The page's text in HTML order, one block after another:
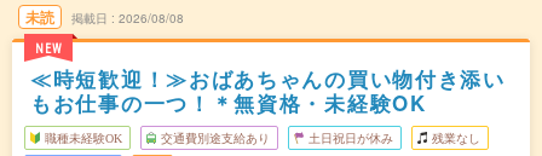
未読
NEW
掲載日 2026/08/08
≪時短歓迎！≫おばあちゃんの買い物付き添い
もお仕事の一つ！＊無資格・未経験OK
職種未経験OK 交通費別途支給あり 土日祝日が休み 残業なし